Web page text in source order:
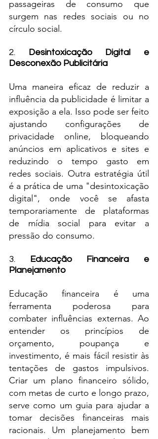
passageiras de consumo que
surgem nas redes sociais ou no
círculo social.
2.
Desintoxicação Digital e
Desconexão Publicitária
Uma maneira eficaz de reduzir a
influência da publicidade é limitar a
exposição a ela. Isso pode ser feito
ajustando configurações de
privacidade online, bloqueando
anúncios em aplicativos e sites e
reduzindo o tempo gasto em
redes sociais. Outra estratégia útil
é a prática de uma "desintoxicação
digital", onde você se afasta
temporariamente de plataformas
de mídia social para evitar a
pressão do consumo.
3.
Educação Financeira e
Planejamento
Educação financeira é uma
ferramenta poderosa para
combater influências externas. Ao
entender os princípios de
orçamento, poupança e
investimento, é mais fácil resistir às
tentações de gastos impulsivos.
Criar um plano financeiro sólido,
com metas de curto e longo prazo,
serve como um guia para ajudar a
tomar decisões financeiras mais
racionais. Um planejamento bem